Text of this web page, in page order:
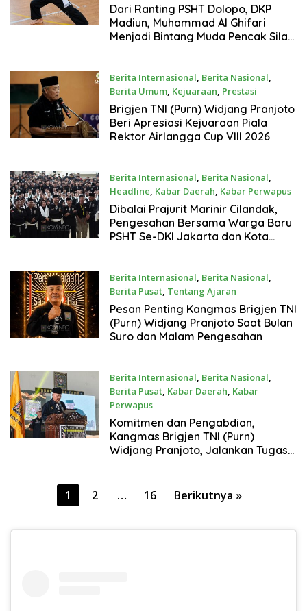
12 Juli 2026
Dari Ranting PSHT Dolopo, DKP
Madiun, Muhammad Al Ghifari
Menjadi Bintang Muda Pencak Silat
Berita Internasional, Berita Nasional,
Berita Umum, Kejuaraan, Prestasi
12 Juli 2026
Brigjen TNI (Purn) Widjang Pranjoto
Beri Apresiasi Kejuaraan Piala
Rektor Airlangga Cup VIII 2026
Berita Internasional, Berita Nasional,
Headline, Kabar Daerah, Kabar Perwapus
28 Juni 2026
Dibalai Prajurit Marinir Cilandak,
Pengesahan Bersama Warga Baru
PSHT Se-DKI Jakarta dan Kota
Berita Internasional, Berita Nasional,
Berita Pusat, Tentang Ajaran
27 Juni 2026
Pesan Penting Kangmas Brigjen TNI
(Purn) Widjang Pranjoto Saat Bulan
Suro dan Malam Pengesahan
Berita Internasional, Berita Nasional,
Berita Pusat, Kabar Daerah, Kabar
Perwapus
24 Juni 2026
Komitmen dan Pengabdian,
Kangmas Brigjen TNI (Purn)
Widjang Pranjoto, Jalankan Tugas
Paginasi
1 2 … 16 Berikutnya »